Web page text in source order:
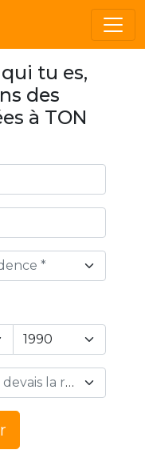
tu es,
des
à TON
*
Ta situation actuelle, si tu devais la résumer en 1 mot… *